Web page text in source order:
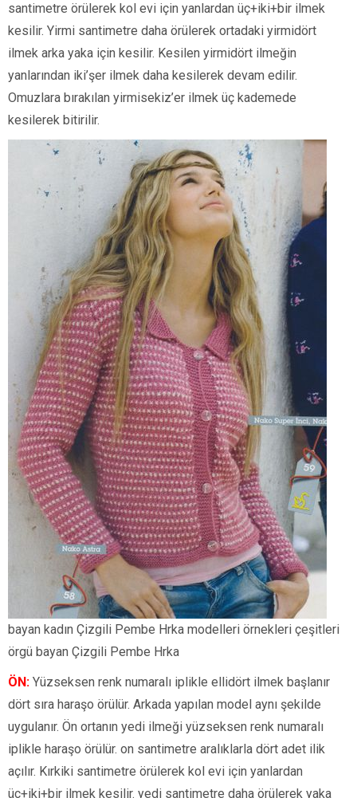
santimetre örülerek kol evi için yanlardan üç+iki+bir ilmek
kesilir. Yirmi santimetre daha örülerek ortadaki yirmidört
ilmek arka yaka için kesilir. Kesilen yirmidört ilmeğin
yanlarından iki’şer ilmek daha kesilerek devam edilir.
Omuzlara bırakılan yirmisekiz’er ilmek üç kademede
kesilerek bitirilir.
bayan kadın Çizgili Pembe Hrka modelleri örnekleri çeşitleri
örgü bayan Çizgili Pembe Hrka
ÖN: Yüzseksen renk numaralı iplikle ellidört ilmek başlanır
dört sıra haraşo örülür. Arkada yapılan model aynı şekilde
uygulanır. Ön ortanın yedi ilmeği yüzseksen renk numaralı
iplikle haraşo örülür. on santimetre aralıklarla dört adet ilik
açılır. Kırkiki santimetre örülerek kol evi için yanlardan
üç+iki+bir ilmek kesilir. yedi santimetre daha örülerek yaka